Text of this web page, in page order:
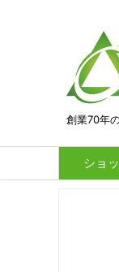
創業70年
ショ